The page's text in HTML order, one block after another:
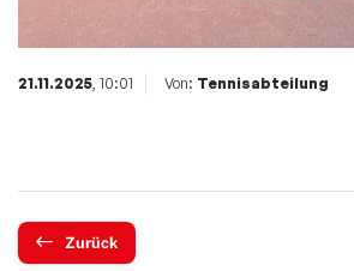
21.11.2025 , 10:01 Von: Tennisabteilung
Zurück